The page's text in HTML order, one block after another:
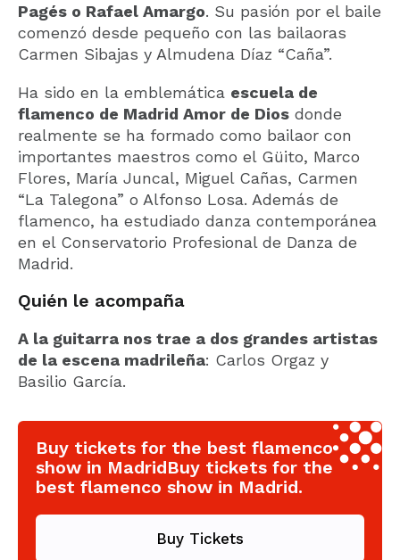
Pagés o Rafael Amargo. Su pasión por el baile
comenzó desde pequeño con las bailaoras
Carmen Sibajas y Almudena Díaz “Caña”.
Ha sido en la emblemática escuela de
flamenco de Madrid Amor de Dios donde
realmente se ha formado como bailaor con
importantes maestros como el Güito, Marco
Flores, María Juncal, Miguel Cañas, Carmen
“La Talegona” o Alfonso Losa. Además de
flamenco, ha estudiado danza contemporánea
en el Conservatorio Profesional de Danza de
Madrid.
Quién le acompaña
A la guitarra nos trae a dos grandes artistas
de la escena madrileña: Carlos Orgaz y
Basilio García.
Buy tickets for the best flamenco
show in MadridBuy tickets for the
best flamenco show in Madrid.
Buy Tickets